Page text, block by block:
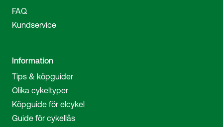
FAQ
Kundservice
Information
Tips & köpguider
Olika cykeltyper
Köpguide för elcykel
Guide för cykellås